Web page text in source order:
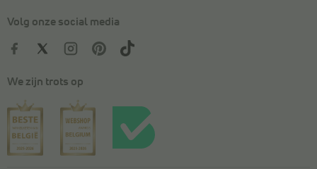
Volg onze social media
We zijn trots op